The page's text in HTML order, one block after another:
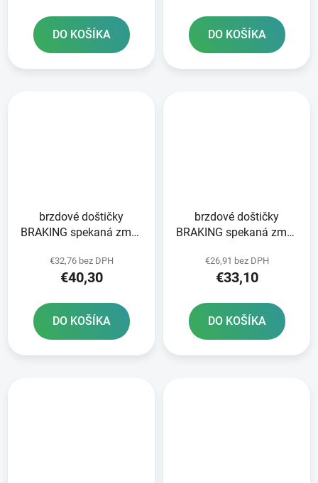
DO KOŠÍKA DO KOŠÍKA
brzdové doštičky
BRAKING spekaná zmes
€32,76 bez DPH
€40,30
DO KOŠÍKA
brzdové doštičky
BRAKING spekaná zmes
€26,91 bez DPH
€33,10
DO KOŠÍKA